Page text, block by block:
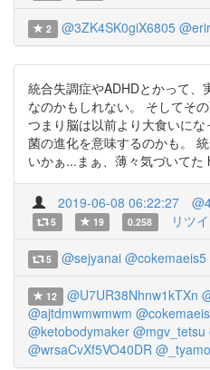
2 @3ZK4SK0giX6805
統合失調症やADHDとかって、
なのかもしれない。 そしてそ
つまり脳は以前より大食いに
菌の進化を意味するのかも。
いかぁ...まぁ、薄々気づいて
2019-06-08 06:22:27
5 19 0.258 リツ
5 @sejyanai @cokemaeis5
12 @U7UR38Nhnw1kTXn
@ajtdmwmwmwm
@ketobodymaker @mgv_tetsu
@wrsaCvXf5VO40DR